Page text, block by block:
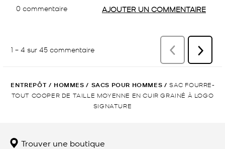
ENTREPÔT / HOMMES / SACS POUR HOMMES / SAC FOURRE-
TOUT COOPER DE TAILLE MOYENNE EN CUIR GRAINÉ À LOGO
SIGNATURE
Trouver une boutique